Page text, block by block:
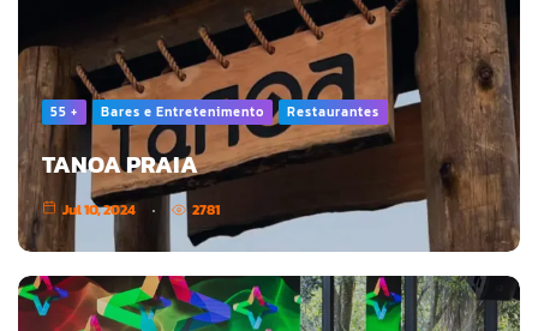
55 + Bares e Entretenimento Restaurantes
TANOA PRAIA
Jul 10, 2024 2781